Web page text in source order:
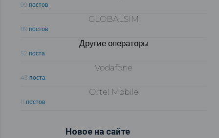
99 постов
GLOBALSIM
89 постов
Другие операторы
52 поста
Vodafone
43 поста
Ortel Mobile
11 постов
Новое на сайте